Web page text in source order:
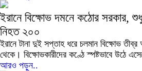
ইরানে বিক্ষোভ দমনে কঠোর সরকার,
নিহত ২০০
ইরানে টানা দুই সপ্তাহ ধরে চলমান বিক্ষোভ
থেকে। বিক্ষোভকারীদের কণ্ঠে স্পষ্টভাবে উঠে
আরও পড়ুন..